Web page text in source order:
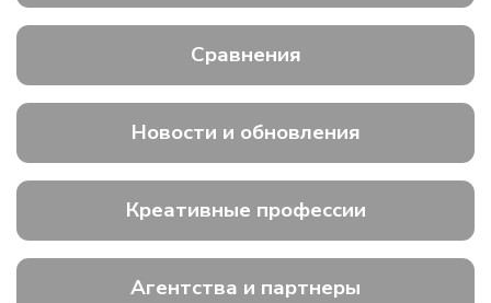
Сравнения
Новости и обновления
Креативные профессии
Агентства и партнеры